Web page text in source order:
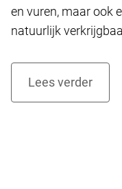
en vuren, maar ook
natuurlijk